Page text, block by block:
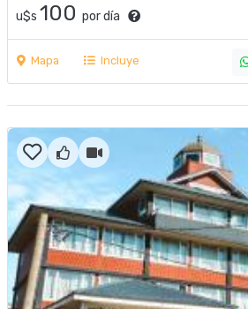
u$s 100 por día
Mapa Incluye